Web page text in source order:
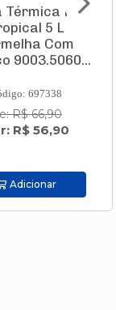
Térmica Pvc
5 L
Com
9003.5060...
697338
R$ 66,90
R$ 56,90
Adicionar